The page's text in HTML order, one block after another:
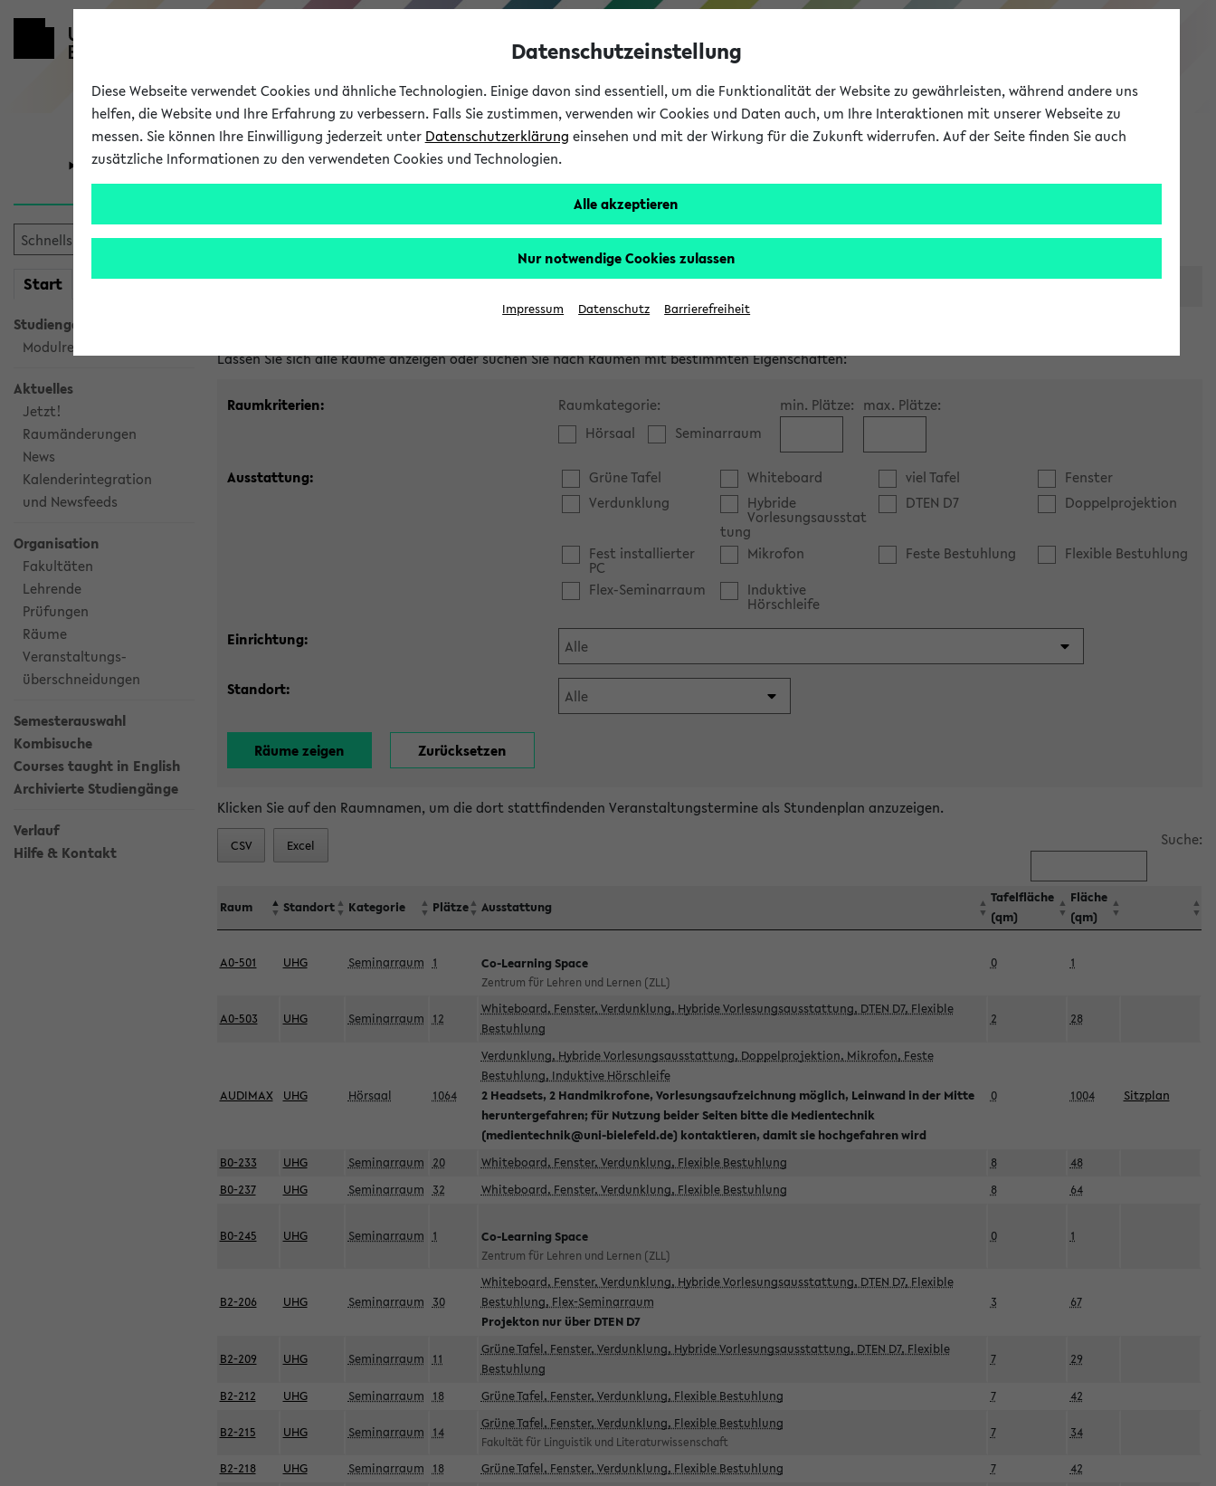
eKVV
Universität Forschung Studium
Start meineKVV
Studiengangsauswahl
Modulrecherche
Aktuelles
Jetzt!
Raumänderungen
News
Kalenderintegration
und Newsfeeds
Organisation
Fakultäten
Lehrende
Prüfungen
Räume
Veranstaltungs-
überschneidungen
Semesterauswahl
Kombisuche
Courses taught in English
Archivierte Studiengänge
Verlauf
Hilfe & Kontakt
Im eKVV verwaltete Räume
Lassen Sie sich alle Räume anzeigen oder suchen Sie nach Räumen mit bestimmten Eigenschaften:
Raumkriterien:
Raumkategorie:
Hörsaal
Seminarraum
min. Plätze: max. Plätze:
Ausstattung: Grüne Tafel Whiteboard viel Tafel
Fenster
Verdunklung
Hybride
Vorlesungsausstat
tung
DTEN D7 Doppelprojektion
Fest installierter
PC
Mikrofon Feste Bestuhlung
Flexible Bestuhlung
Flex-Seminarraum
Induktive
Hörschleife
Einrichtung:
Standort:
Klicken Sie auf den Raumnamen, um die dort stattfindenden Veranstaltungstermine als Stundenplan anzuzeigen.
CSV Excel Suche:
Raum Standort Kategorie Plätze Ausstattung
Tafelfläche
(qm)
Fläche
(qm)
A0-501 UHG Seminarraum 1 Co-Learning Space
Zentrum für Lehren und Lernen (ZLL)
0 1
A0-503 UHG Seminarraum 12
Whiteboard, Fenster, Verdunklung, Hybride Vorlesungsausstattung, DTEN D7, Flexible
Bestuhlung
2 28
AUDIMAX UHG Hörsaal 1064
Verdunklung, Hybride Vorlesungsausstattung, Doppelprojektion, Mikrofon, Feste
Bestuhlung, Induktive Hörschleife
2 Headsets, 2 Handmikrofone, Vorlesungsaufzeichnung möglich, Leinwand in der Mitte
heruntergefahren; für Nutzung beider Seiten bitte die Medientechnik
(medientechnik@uni-bielefeld.de) kontaktieren, damit sie hochgefahren wird
0 1004 Sitzplan
B0-233 UHG Seminarraum 20 Whiteboard, Fenster, Verdunklung, Flexible Bestuhlung 8
48
B0-237
UHG Seminarraum 32 Whiteboard, Fenster, Verdunklung, Flexible Bestuhlung 8 64
B0-245 UHG Seminarraum 1 Co-Learning Space
Zentrum für Lehren und Lernen (ZLL)
0 1
B2-206 UHG Seminarraum 30
Whiteboard, Fenster, Verdunklung, Hybride Vorlesungsausstattung, DTEN D7, Flexible
Bestuhlung, Flex-Seminarraum
Projekton nur über DTEN D7
3 67
B2-209 UHG Seminarraum 11
Grüne Tafel, Fenster, Verdunklung, Hybride Vorlesungsausstattung, DTEN D7, Flexible
Bestuhlung
7 29
B2-212 UHG Seminarraum 18 Grüne Tafel, Fenster, Verdunklung, Flexible Bestuhlung 7 42
B2-215 UHG Seminarraum 14
Grüne Tafel, Fenster, Verdunklung, Flexible Bestuhlung
Fakultät für Linguistik und Literaturwissenschaft
7 34
B2-218 UHG Seminarraum 18 Grüne Tafel, Fenster, Verdunklung, Flexible Bestuhlung 7
42
Datenschutzeinstellung
Diese Webseite verwendet Cookies und ähnliche Technologien. Einige davon sind essentiell, um die Funktionalität der Website zu gewährleisten, während andere uns
helfen, die Website und Ihre Erfahrung zu verbessern. Falls Sie zustimmen, verwenden wir Cookies und Daten auch, um Ihre Interaktionen mit unserer Webseite zu
messen. Sie können Ihre Einwilligung jederzeit unter Datenschutzerklärung einsehen und mit der Wirkung für die Zukunft widerrufen. Auf der Seite finden Sie auch
zusätzliche Informationen zu den verwendeten Cookies und Technologien.
Alle akzeptieren
Nur notwendige Cookies zulassen
Impressum Datenschutz Barrierefreiheit